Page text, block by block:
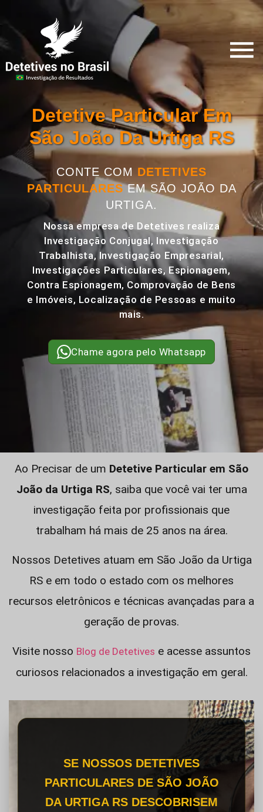
Detetive Particular Em
São João Da Urtiga RS
CONTE COM DETETIVES
PARTICULARESEM SÃO JOÃO DA
URTIGA.
Nossa empresa de Detetives realiza
Investigação Conjugal, Investigação
Trabalhista, Investigação Empresarial,
Investigações Particulares, Espionagem,
Contra Espionagem, Comprovação de Bens
e Imóveis, Localização de Pessoas e muito
mais.
Chame agora pelo Whatsapp
Ao Precisar de um Detetive Particular em São
João da Urtiga RS, saiba que você vai ter uma
investigação feita por profissionais que
trabalham há mais de 25 anos na área.
Nossos Detetives atuam em São João da Urtiga
RS e em todo o estado com os melhores
recursos eletrônicos e técnicas avançadas para a
geração de provas.
Visite nosso Blog de Detetives e acesse assuntos
curiosos relacionados a investigação em geral.
SE NOSSOS DETETIVES
PARTICULARES DE SÃO JOÃO
DA URTIGA RS DESCOBRISEM